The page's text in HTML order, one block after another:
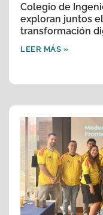
Colegio de
exploran juntos
transformación
LEER MÁS »